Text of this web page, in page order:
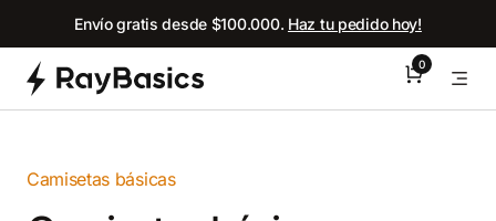
contenido
Envío gratis desde $100.000. Haz tu pedido hoy!
0
Camisetas básicas